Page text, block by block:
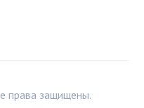
права защищены.